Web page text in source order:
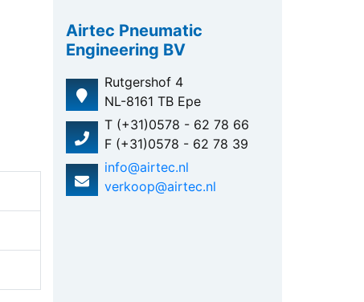
Airtec Pneumatic
Engineering BV
Rutgershof 4
NL-8161 TB Epe
T (+31)0578 - 62 78 66
F (+31)0578 - 62 78 39
info@airtec.nl
verkoop@airtec.nl